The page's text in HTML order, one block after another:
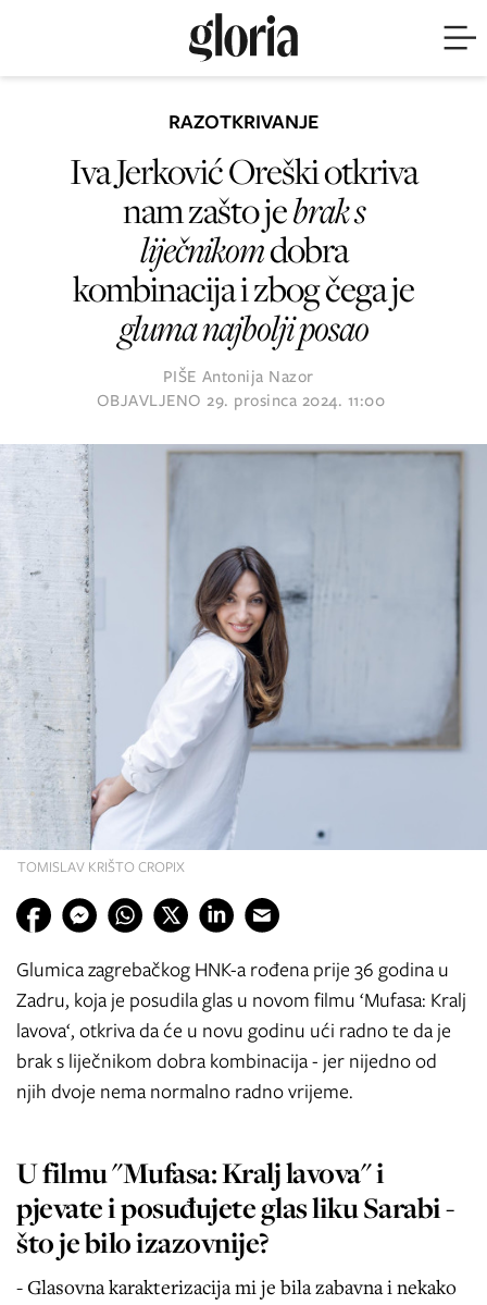
TOMISLAV KRIŠTO CROPIX
RAZOTKRIVANJE
Iva Jerković Oreški otkriva
nam zašto jebrak s
liječnikomdobra
kombinacija i zbog čega je
gluma najbolji posao
PIŠE Antonija Nazor
OBJAVLJENO29. prosinca 2024. 11:00
Glumica zagrebačkog HNK-a rođena prije 36 godina u
Zadru, koja je posudila glas u novom filmu ‘Mufasa: Kralj
lavova‘, otkriva da će u novu godinu ući radno te da je
brak s liječnikom dobra kombinacija - jer nijedno od
njih dvoje nema normalno radno vrijeme.
U filmu "Mufasa: Kralj lavova" i
pjevate i posuđujete glas liku Sarabi -
što je bilo izazovnije?
- Glasovna karakterizacija mi je bila zabavna i nekako